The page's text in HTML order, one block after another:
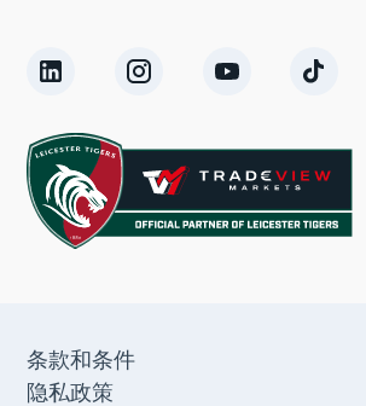
我可以以多种货币存款吗？
我可以使用比特币为我的账户充值吗？
如何更改或重置我的账户密码？
我如何检查我的余额和交易历史？
什么是引介经纪人（IB）计划？
条款和条件
隐私政策